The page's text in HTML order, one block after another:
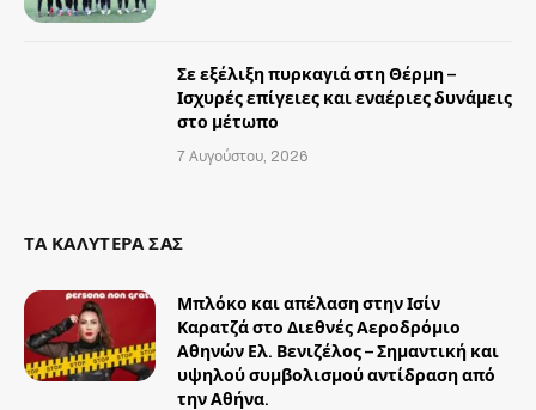
Σε εξέλιξη πυρκαγιά στη Θέρμη –
Ισχυρές επίγειες και εναέριες δυνάμεις
στο μέτωπο
7 Αυγούστου, 2026
ΤΑ ΚΑΛΥΤΕΡΑ ΣΑΣ
Μπλόκο και απέλαση στην Ισίν
Καρατζά στο Διεθνές Αεροδρόμιο
Αθηνών Ελ. Βενιζέλος – Σημαντική και
υψηλού συμβολισμού αντίδραση από
την Αθήνα.